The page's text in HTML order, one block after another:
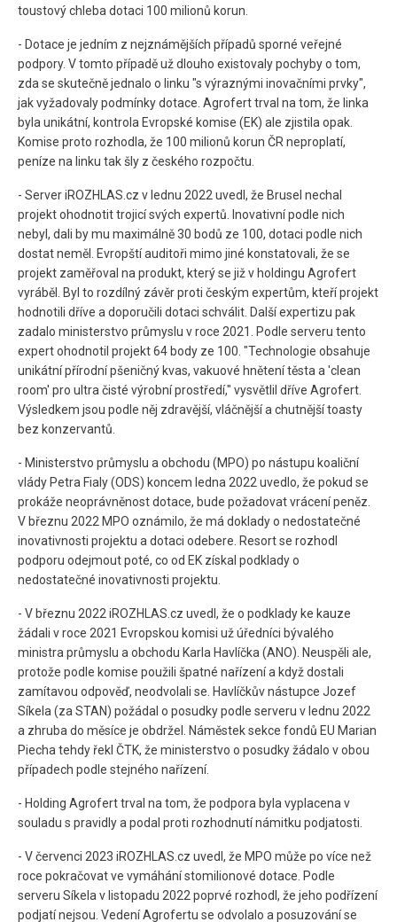
toustový chleba dotaci 100 milionů korun.
- Dotace je jedním z nejznámějších případů sporné veřejné
podpory. V tomto případě už dlouho existovaly pochyby o tom,
zda se skutečně jednalo o linku "s výraznými inovačními prvky",
jak vyžadovaly podmínky dotace. Agrofert trval na tom, že linka
byla unikátní, kontrola Evropské komise (EK) ale zjistila opak.
Komise proto rozhodla, že 100 milionů korun ČR neproplatí,
peníze na linku tak šly z českého rozpočtu.
- Server iROZHLAS.cz v lednu 2022 uvedl, že Brusel nechal
projekt ohodnotit trojicí svých expertů. Inovativní podle nich
nebyl, dali by mu maximálně 30 bodů ze 100, dotaci podle nich
dostat neměl. Evropští auditoři mimo jiné konstatovali, že se
projekt zaměřoval na produkt, který se již v holdingu Agrofert
vyráběl. Byl to rozdílný závěr proti českým expertům, kteří projekt
hodnotili dříve a doporučili dotaci schválit. Další expertizu pak
zadalo ministerstvo průmyslu v roce 2021. Podle serveru tento
expert ohodnotil projekt 64 body ze 100. "Technologie obsahuje
unikátní přírodní pšeničný kvas, vakuové hnětení těsta a 'clean
room' pro ultra čisté výrobní prostředí," vysvětlil dříve Agrofert.
Výsledkem jsou podle něj zdravější, vláčnější a chutnější toasty
bez konzervantů.
- Ministerstvo průmyslu a obchodu (MPO) po nástupu koaliční
vlády Petra Fialy (ODS) koncem ledna 2022 uvedlo, že pokud se
prokáže neoprávněnost dotace, bude požadovat vrácení peněz.
V březnu 2022 MPO oznámilo, že má doklady o nedostatečné
inovativnosti projektu a dotaci odebere. Resort se rozhodl
podporu odejmout poté, co od EK získal podklady o
nedostatečné inovativnosti projektu.
- V březnu 2022 iROZHLAS.cz uvedl, že o podklady ke kauze
žádali v roce 2021 Evropskou komisi už úředníci bývalého
ministra průmyslu a obchodu Karla Havlíčka (ANO). Neuspěli ale,
protože podle komise použili špatné nařízení a když dostali
zamítavou odpověď, neodvolali se. Havlíčkův nástupce Jozef
Síkela (za STAN) požádal o posudky podle serveru v lednu 2022
a zhruba do měsíce je obdržel. Náměstek sekce fondů EU Marian
Piecha tehdy řekl ČTK, že ministerstvo o posudky žádalo v obou
případech podle stejného nařízení.
- Holding Agrofert trval na tom, že podpora byla vyplacena v
souladu s pravidly a podal proti rozhodnutí námitku podjatosti.
- V červenci 2023 iROZHLAS.cz uvedl, že MPO může po více než
roce pokračovat ve vymáhání stomilionové dotace. Podle
serveru Síkela v listopadu 2022 poprvé rozhodl, že jeho podřízení
podjatí nejsou. Vedení Agrofertu se odvolalo a posuzování se